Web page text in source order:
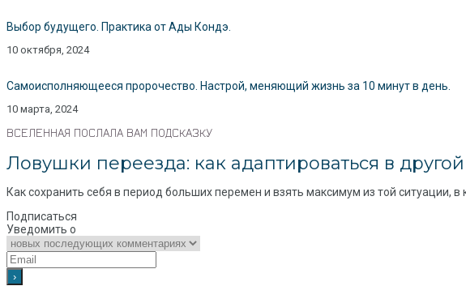
Выбор будущего. Практика от Ады Кондэ.
10 октября, 2024
Самоисполняющееся пророчество. Настрой, меняющий жизнь за 10 минут в день.
10 марта, 2024
ВСЕЛЕННАЯ ПОСЛАЛА ВАМ ПОДСКАЗКУ
Ловушки переезда: как адаптироваться в
Как сохранить себя в период больших перемен и взять максимум из той ситуации, в
Подписаться
Уведомить о